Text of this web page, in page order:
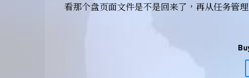
看那个盘页面文件是不是回来了，再从任务管